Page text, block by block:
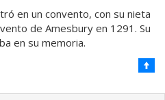
en un convento, con su nieta
de Amesbury en 1291. Su
en su memoria.